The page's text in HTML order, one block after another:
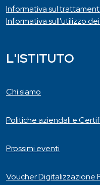
Informativa sul
Informativa sull'utilizzo
L'ISTITUTO
Chi siamo
Politiche aziendali e
Prossimi eventi
Voucher Digitalizzazione